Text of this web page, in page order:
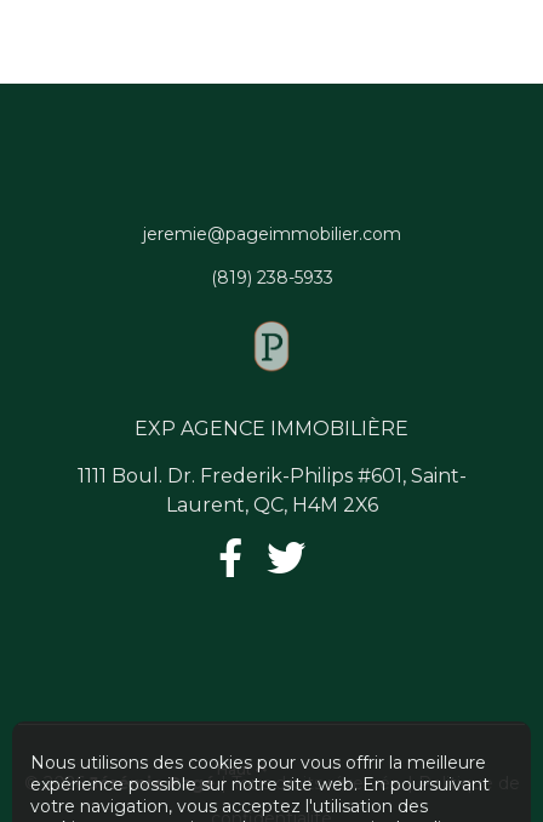
Nous utilisons des cookies pour vous offrir la meilleure
expérience possible sur notre site web. En poursuivant
votre navigation, vous acceptez l'utilisation des
jeremie@pageimmobilier.com
(819) 238-5933
EXP AGENCE IMMOBILIÈRE
1111 Boul. Dr. Frederik-Philips #601, Saint-
Laurent, QC, H4M 2X6
© 2026Jérémie Pagé| Tous droits réservés. |Politique de
Haut